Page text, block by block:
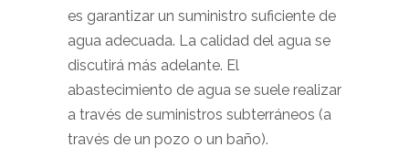
es garantizar un suministro suficiente de
agua adecuada. La calidad del agua se
discutirá más adelante. El
abastecimiento de agua se suele realizar
a través de suministros subterráneos (a
través de un pozo o un baño).